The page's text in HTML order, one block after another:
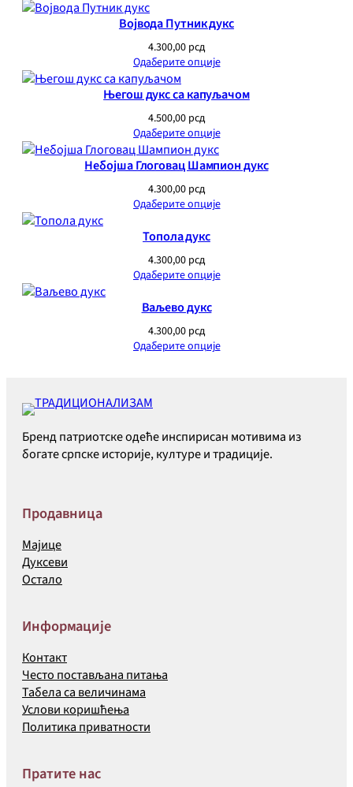
Војвода Путник дукс
4.300,00 рсд
Одаберите опције
Његош дукс са капуљачом
4.500,00 рсд
Одаберите опције
Небојша Глоговац Шампион дукс
4.300,00 рсд
Одаберите опције
Топола дукс
4.300,00 рсд
Одаберите опције
Ваљево дукс
4.300,00 рсд
Одаберите опције
Бренд патриотске одеће инспирисан мотивима из
богате српске историје, културе и традиције.
Продавница
Мајице
Дуксеви
Остало
Информације
Контакт
Често постављана питања
Табела са величинама
Услови коришћења
Политика приватности
Пратите нас